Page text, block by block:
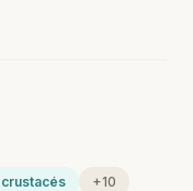
crustacés +10